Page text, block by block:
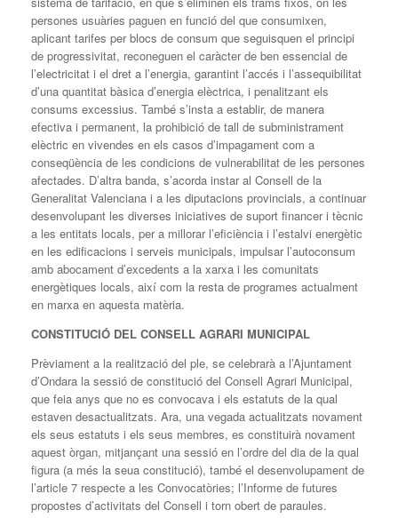
persones usuàries paguen en funció del que consumixen,
aplicant tarifes per blocs de consum que seguisquen el principi
de progressivitat, reconeguen el caràcter de ben essencial de
l’electricitat i el dret a l’energia, garantint l’accés i l’assequibilitat
d’una quantitat bàsica d’energia elèctrica, i penalitzant els
consums excessius. També s’insta a establir, de manera
efectiva i permanent, la prohibició de tall de subministrament
elèctric en vivendes en els casos d’impagament com a
conseqüència de les condicions de vulnerabilitat de les persones
afectades. D’altra banda, s’acorda instar al Consell de la
Generalitat Valenciana i a les diputacions provincials, a continuar
desenvolupant les diverses iniciatives de suport financer i tècnic
a les entitats locals, per a millorar l’eficiència i l’estalvi energètic
en les edificacions i serveis municipals, impulsar l’autoconsum
amb abocament d’excedents a la xarxa i les comunitats
energètiques locals, així com la resta de programes actualment
en marxa en aquesta matèria.
CONSTITUCIÓ DEL CONSELL AGRARI MUNICIPAL
Prèviament a la realització del ple, se celebrarà a l’Ajuntament
d’Ondara la sessió de constitució del Consell Agrari Municipal,
que feia anys que no es convocava i els estatuts de la qual
estaven desactualitzats. Ara, una vegada actualitzats novament
els seus estatuts i els seus membres, es constituirà novament
aquest òrgan, mitjançant una sessió en l’ordre del dia de la qual
figura (a més la seua constitució), també el desenvolupament de
l’article 7 respecte a les Convocatòries; l’Informe de futures
propostes d’activitats del Consell i torn obert de paraules.